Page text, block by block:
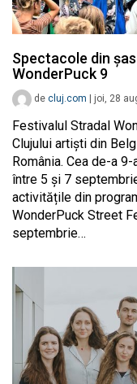
Spectacole din
WonderPuck 9
de cluj.com joi, 28
Festivalul Stradal
Clujului artiști din
România. Cea de-a
între 5 și 7
activitățile din
WonderPuck Street
septembrie…